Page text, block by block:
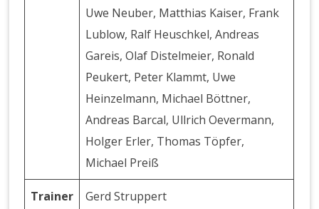
Uwe Neuber, Matthias Kaiser, Frank
Lublow, Ralf Heuschkel, Andreas
Gareis, Olaf Distelmeier, Ronald
Peukert, Peter Klammt, Uwe
Heinzelmann, Michael Böttner,
Andreas Barcal, Ullrich Oevermann,
Holger Erler, Thomas Töpfer,
Michael Preiß
Trainer Gerd Struppert